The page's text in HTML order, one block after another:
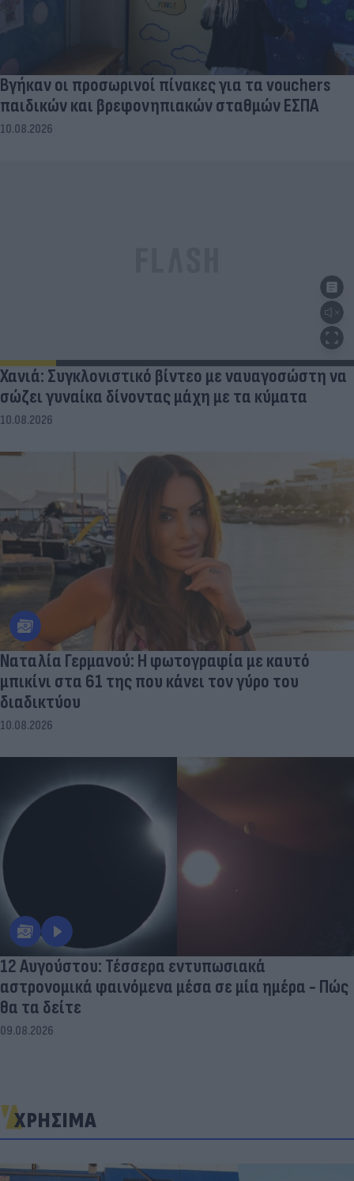
Βγήκαν οι προσωρινοί πίνακες για τα vouchers
παιδικών και βρεφονηπιακών σταθμών ΕΣΠΑ
10.08.2026
Χανιά: Συγκλονιστικό βίντεο με ναυαγοσώστη να
σώζει γυναίκα δίνοντας μάχη με τα κύματα
10.08.2026
Ναταλία Γερμανού: Η φωτογραφία με καυτό
μπικίνι στα 61 της που κάνει τον γύρο του
διαδικτύου
10.08.2026
12 Αυγούστου: Τέσσερα εντυπωσιακά
αστρονομικά φαινόμενα μέσα σε μία ημέρα - Πώς
θα τα δείτε
09.08.2026
ΧΡΗΣΙΜΑ